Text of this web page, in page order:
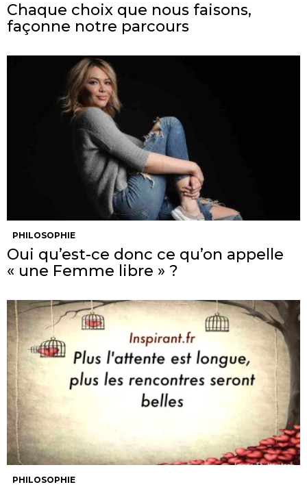
Chaque choix que nous faisons,
façonne notre parcours
PHILOSOPHIE
Oui qu’est-ce donc ce qu’on appelle
« une Femme libre » ?
PHILOSOPHIE